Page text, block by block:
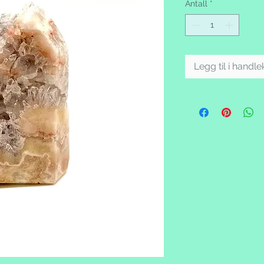
Antall *
Legg til i